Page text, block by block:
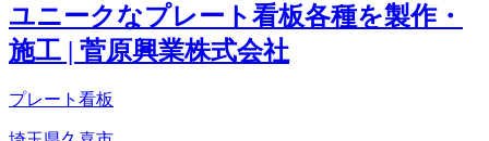
ユニークなプレート看板各種を製作・
施工 | 菅原興業株式会社
プレート看板